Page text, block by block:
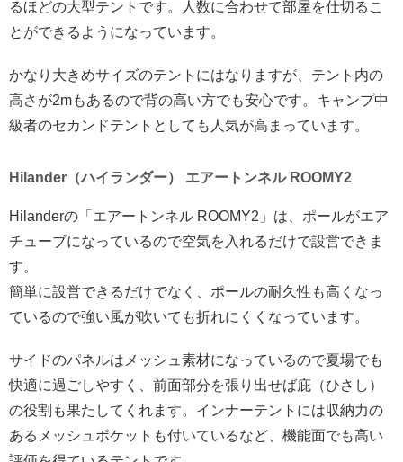
るほどの大型テントです。人数に合わせて部屋を仕切るこ
とができるようになっています。
かなり大きめサイズのテントにはなりますが、テント内の
高さが2mもあるので背の高い方でも安心です。キャンプ中
級者のセカンドテントとしても人気が高まっています。
Hilander（ハイランダー） エアートンネル ROOMY2
Hilanderの「エアートンネル ROOMY2」は、ポールがエア
チューブになっているので空気を入れるだけで設営できま
す。
簡単に設営できるだけでなく、ポールの耐久性も高くなっ
ているので強い風が吹いても折れにくくなっています。
サイドのパネルはメッシュ素材になっているので夏場でも
快適に過ごしやすく、前面部分を張り出せば庇（ひさし）
の役割も果たしてくれます。インナーテントには収納力の
あるメッシュポケットも付いているなど、機能面でも高い